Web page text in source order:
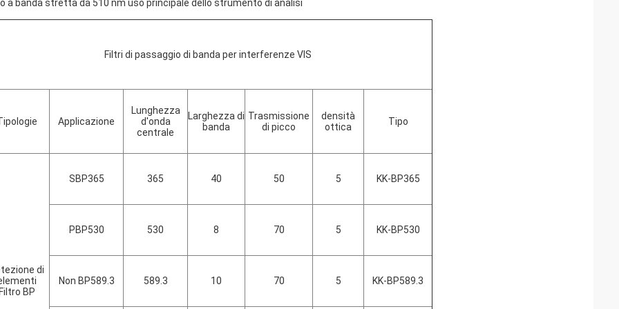
a banda stretta da 510 nm uso principale dello strumento di analisi
Filtri di passaggio di banda per interferenze VIS
Applicazione
Lunghezza
d'onda
centrale
Larghezza di
banda
Trasmissione
di picco
densità
ottica
Tipo
di
Filtro BP
SBP365 365 40 50 5 KK-BP365
PBP530 530 8 70 5 KK-BP530
Non BP589.3 589.3 10 70 5 KK-BP589.3